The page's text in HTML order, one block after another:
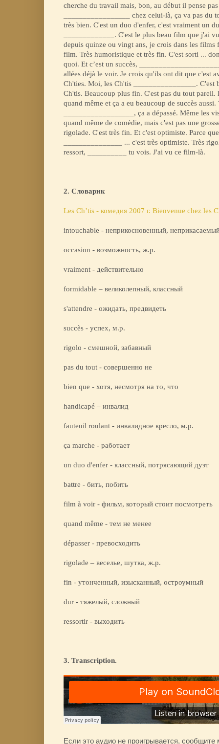
cherche du travail mais, bon, au début il pense
_________________ chez celui-là, ça va pas du
très bien. C'est un duo d'enfer, c'est vraiment un
_____________. C'est le plus beau film que j'ai
depuis quinze ou vingt ans, je crois dans les films
film. Très humoristique et très fin. C'est sorti ...
quoi. Et c’est un succès,
allées déjà le voir. Je crois qu'ils ont dit que c'est
Ch'ties. Moi, les Ch'tis ________________. C'est
Ch'tis. Beaucoup plus fin. C'est pas du tout
quand même et ça a eu beaucoup de succès aussi.
__________________, ça a dépassé. Même les
quand même de comédie, mais c'est pas une
rigolade. C'est très fin. Et c'est optimiste. Parce
_______________ ... c'est très optimiste. Très
ressort, __________ tu vois. J'ai vu ce film-là.
2. Словарик
Les Ch’tis - комедия 2007 г. Bienvenue chez les
intouchable - неприкосновенный,
occasion - возможность, ж.р.
vraiment - действительно
formidable – великолепный, классный
s'attendre - ожидать, предвидеть
succès - успех, м.р.
rigolo - смешной, забавный
pas du tout - совершенно не
bien que - хотя, несмотря на то, что
handicapé – инвалид
fauteuil roulant - инвалидное кресло, м.р.
ça marche - работает
un duo d'enfer - классный, потрясающий дуэт
battre - бить, побить
film à voir - фильм, который стоит посмотреть
quand même - тем не менее
dépasser - превосходить
rigolade – веселье, шутка, ж.р.
fin - утонченный, изысканный, остроумный
dur - тяжелый, сложный
ressortir - выходить
3. Transcription.
Если это аудио не проигрывается,